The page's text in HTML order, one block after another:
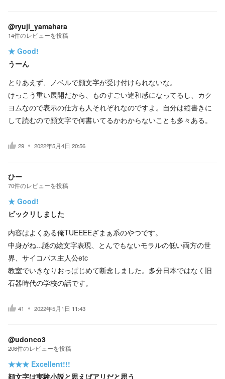
@ryuji_yamahara
14件のレビューを投稿
★ Good!
うーん
とりあえず、ノベルで顔文字が受け付けられないな。
けっこう重い展開だから、ものすごい違和感になってるし、カク
ヨムなので表示の仕方も人それぞれなのですよ。自分は縦書きに
して読むので顔文字で何書いてるかわからないことも多々ある。
29 2022年5月4日 20:56
ひー
70件のレビューを投稿
★ Good!
ビックリしました
内容はよくある俺TUEEEEざまぁ系のやつです。
中身がね...謎の絵文字表現、とんでもないモラルの低い両方の世
界、サイコパス主人公etc
教室でいきなりおっぱじめて断念しました。多分日本ではなく旧
石器時代の学校の話です。
41 2022年5月1日 11:43
@udonco3
206件のレビューを投稿
★★★ Excellent!!!
顔文字は実験小説と思えばアリだと思う